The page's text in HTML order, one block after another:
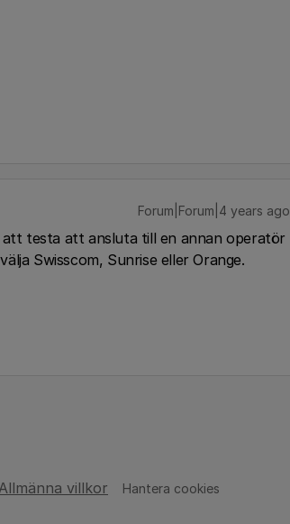
Forum|Forum|4 years ago
testa att ansluta till en annan operatör
Swisscom, Sunrise eller Orange.
villkor Hantera cookies